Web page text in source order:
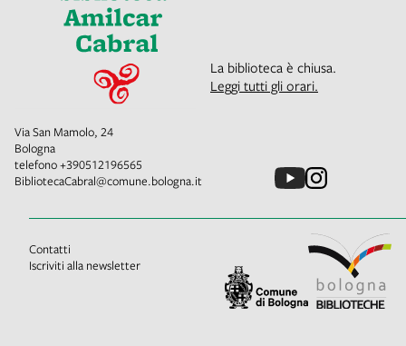
La biblioteca è chiusa.
Leggi tutti gli orari.
Via San Mamolo, 24
Bologna
telefono+390512196565
BibliotecaCabral@comune.bologna.it
Contatti
Iscriviti alla newsletter